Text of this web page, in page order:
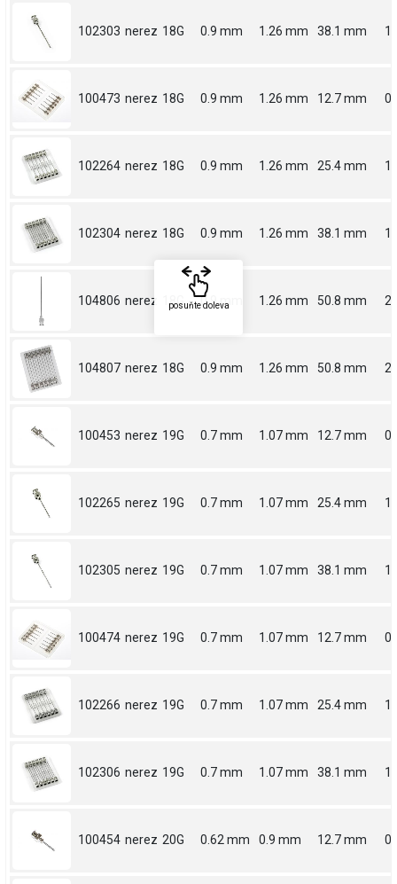
102303 nerez 18G 0.9 mm 1.26 mm 38.1 mm
100473 nerez 18G 0.9 mm 1.26 mm 12.7 mm
102264 nerez 18G 0.9 mm 1.26 mm 25.4 mm 1
102304 nerez 18G 0.9 mm 1.26 mm 38.1 mm
104806 nerez 18G 0.9 mm 1.26 mm 50.8 mm 2
104807 nerez 18G 0.9 mm 1.26 mm 50.8 mm 2
100453 nerez 19G 0.7 mm 1.07 mm 12.7 mm
102265 nerez 19G 0.7 mm 1.07 mm 25.4 mm 1
102305 nerez 19G 0.7 mm 1.07 mm 38.1 mm
100474 nerez 19G 0.7 mm 1.07 mm 12.7 mm
102266 nerez 19G 0.7 mm 1.07 mm 25.4 mm 1
102306 nerez 19G 0.7 mm 1.07 mm 38.1 mm
100454 nerez 20G 0.62 mm 0.9 mm 12.7 mm
posuňte doleva